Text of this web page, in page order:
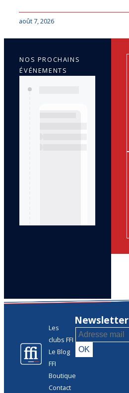
août 7, 2026
NOS PROCHAINS
ÉVÉNEMENTS
Les
clubs FFI
Le Blog
FFI
Boutique
Contact
Newsletter